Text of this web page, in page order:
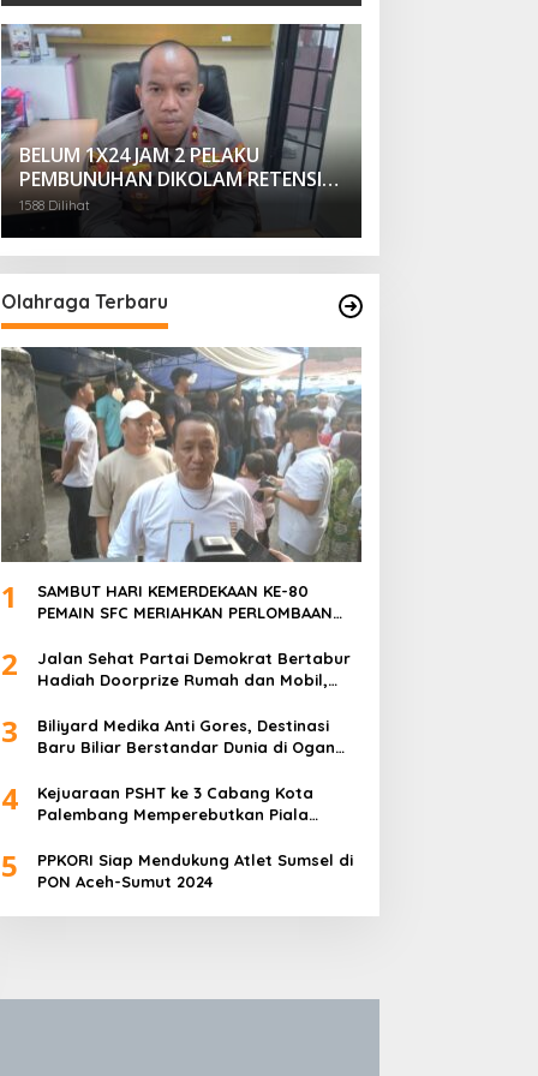
BELUM 1X24 JAM 2 PELAKU
PEMBUNUHAN DIKOLAM RETENSI
BELAKANG DPRD KOTA
PALEMBANG TELAH DIRINGKUS
ANGGOTA POLSEK SU 1
PALEMBANG.
1588 Dilihat
Olahraga Terbaru
1
SAMBUT HARI KEMERDEKAAN KE-80
PEMAIN SFC MERIAHKAN PERLOMBAAN
2
Jalan Sehat Partai Demokrat Bertabur
Hadiah Doorprize Rumah dan Mobil,
3
Biliyard Medika Anti Gores, Destinasi
Baru Biliar Berstandar Dunia di Ogan
4
Kejuaraan PSHT ke 3 Cabang Kota
Palembang Memperebutkan Piala
5
PPKORI Siap Mendukung Atlet Sumsel di
PON Aceh-Sumut 2024